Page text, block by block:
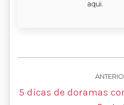
aqui.
de
5 dicas de doramas